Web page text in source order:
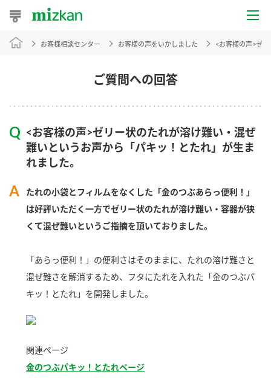
おうちレシピ
レシピ特集
レシピカテゴリ一覧
商品からレシピを探す
商品情報
酢 調味酢
つゆ
新商品一覧
ブランド・スペシャルサイト トップ
ご質問への回答
お客様相談センター お客様の声をいかしました <お客様の声>ゼ
<お客様の声>ゼリー状のたれが溶け難い・混ぜ
難いというお声から「パキッ！とたれ」が生ま
れました。
たれの小袋とフィルムをなくした「金のつぶあらっ便利！」
は好評いただく一方でゼリー状のたれが溶け難い・容器が狭
くて混ぜ難いというご指摘を頂いておりました。
「あらっ便利！」の便利さはそのままに、たれの溶け難さと
混ぜ難さを解消するため、フタにたれを入れた「金のつぶパ
キッ！とたれ」を開発しました。
関連ページ
金のつぶパキッ！とたれページ